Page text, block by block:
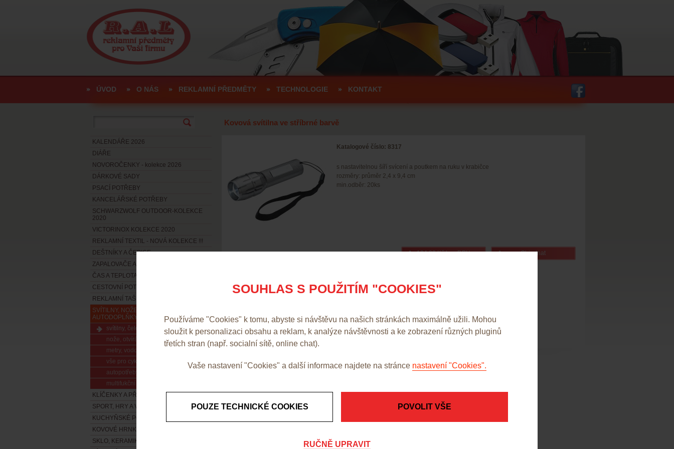
SOUHLAS S POUŽITÍM "COOKIES"
Používáme "Cookies" k tomu, abyste si návštěvu na našich stránkách maximálně užili. Mohou
sloužit k personalizaci obsahu a reklam, k analýze návštěvnosti a ke zobrazení různých pluginů
třetích stran (např. socialní sítě, online chat).
Vaše nastavení "Cookies" a další informace najdete na stránce nastavení "Cookies".
POUZE TECHNICKÉ COOKIES POVOLIT VŠE
RUČNĚ UPRAVIT
ÚVOD O NÁS REKLAMNÍ PŘEDMĚTY TECHNOLOGIE KONTAKT
KALENDÁŘE 2026
DIÁŘE
NOVOROČENKY - kolekce 2026
DÁRKOVÉ SADY
PSACÍ POTŘEBY
KANCELÁŘSKÉ POTŘEBY
SCHWARZWOLF OUTDOOR-KOLEKCE
2020
VICTORINOX KOLEKCE 2020
REKLAMNÍ TEXTIL - NOVÁ KOLEKCE !!!
DEŠTNÍKY A ČEPICE
ZAPALOVAČE A POPELNÍKY
ČAS A TEPLOTA
CESTOVNÍ POTŘEBY A ZAVAZADLA
REKLAMNÍ TAŠKY
SVÍTILNY, NOŽE, NÁŘADÍ A
AUTODOPLŇKY
svítilny, čelovky
nože, otvíráky
metry, vodováhy, řezáky
vše pro cyklisty
autopotřeby
multifukční nářadí a sady
KLÍČENKY A PŘÍVĚSKY
SPORT, HRY A VOLNÝ ČAS
KUCHYŇSKÉ POTŘEBY
KOVOVÉ HRNKY, TERMOSKY A LIKÉRKY
SKLO, KERAMIKA A PORCELÁN
Kovová svítilna ve stříbrné barvě
Katalogové číslo: 8317
s nastavitelnou šíří svícení a poutkem na ruku v krabičce
rozměry: průměr 2,4 x 9,4 cm
min.odběr: 20ks
Objednat
104,00 Kč bez DPH